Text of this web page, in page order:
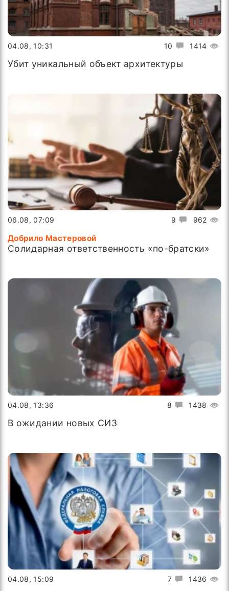
10 1414
04.08, 10:31
Убит уникальный объект архитектуры
9 962
06.08, 07:09
Добрило Мастеровой
Солидарная ответственность «по-братски»
8 1438
04.08, 13:36
В ожидании новых СИЗ
7 1436
04.08, 15:09